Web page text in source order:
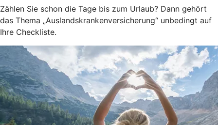
Zählen Sie schon die Tage bis zum Urlaub? Dann gehört
das Thema „Auslandskrankenversicherung“ unbedingt auf
Ihre Checkliste.